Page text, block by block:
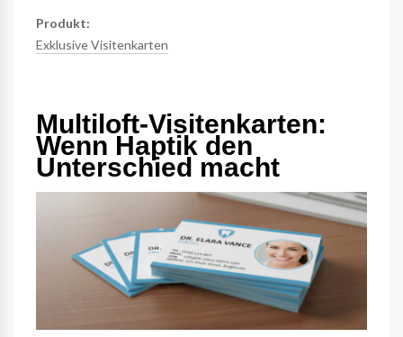
Produkt:
Exklusive Visitenkarten
Multiloft-Visitenkarten:
Wenn Haptik den
Unterschied macht